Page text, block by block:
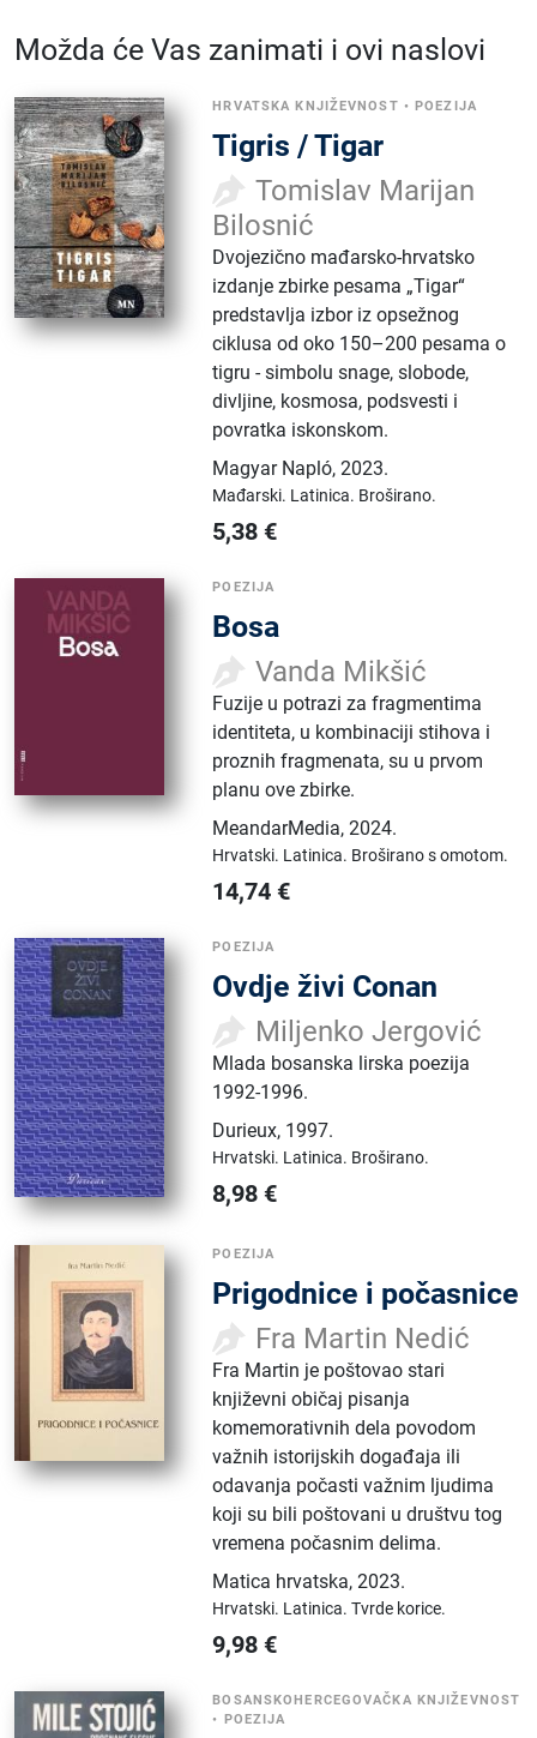
Možda će Vas zanimati i ovi naslovi
HRVATSKA KNJIŽEVNOST •POEZIJA
Tigris / Tigar
Tomislav Marijan
Bilosnić
Dvojezično mađarsko-hrvatsko
izdanje zbirke pesama „Tigar“
predstavlja izbor iz opsežnog
ciklusa od oko 150–200 pesama o
tigru - simbolu snage, slobode,
divljine, kosmosa, podsvesti i
povratka iskonskom.
Magyar Napló,2023.
Mađarski. Latinica. Broširano.
5,38 €
POEZIJA
Bosa
Vanda Mikšić
Fuzije u potrazi za fragmentima
identiteta, u kombinaciji stihova i
proznih fragmenata, su u prvom
planu ove zbirke.
MeandarMedia,2024.
Hrvatski. Latinica. Broširano s omotom.
14,74 €
POEZIJA
Ovdje živi Conan
Miljenko Jergović
Mlada bosanska lirska poezija
1992-1996.
Durieux, 1997.
Hrvatski. Latinica. Broširano.
8,98 €
POEZIJA
Prigodnice i počasnice
Fra Martin Nedić
Fra Martin je poštovao stari
književni običaj pisanja
komemorativnih dela povodom
važnih istorijskih događaja ili
odavanja počasti važnim ljudima
koji su bili poštovani u društvu tog
vremena počasnim delima.
Matica hrvatska,2023.
Hrvatski. Latinica.Tvrde korice.
9,98 €
BOSANSKOHERCEGOVAČKA KNJIŽEVNOST
•
POEZIJA